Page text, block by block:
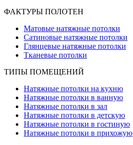
ФАКТУРЫ ПОЛОТЕН
Матовые натяжные потолки
Сатиновые натяжные потолки
Глянцевые натяжные потолки
Тканевые потолки
ТИПЫ ПОМЕЩЕНИЙ
Натяжные потолки на кухню
Натяжные потолки в ванную
Натяжные потолки в зал
Натяжные потолки в детскую
Натяжные потолки в гостиную
Натяжные потолки в прихожую